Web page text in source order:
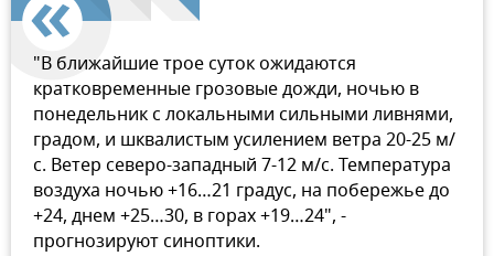
"В ближайшие трое суток ожидаются
кратковременные грозовые дожди, ночью в
понедельник с локальными сильными ливнями,
градом, и шквалистым усилением ветра 20-25 м/
с. Ветер северо-западный 7-12 м/с. Температура
воздуха ночью +16…21 градус, на побережье до
+24, днем +25…30, в горах +19…24", -
прогнозируют синоптики.